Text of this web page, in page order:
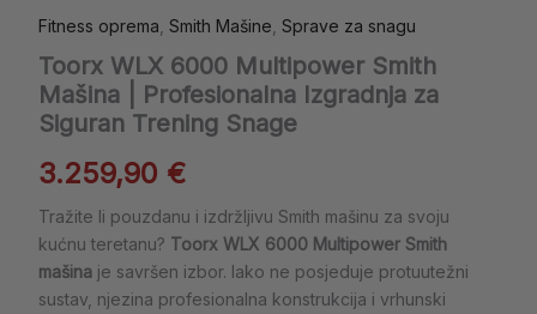
Fitness oprema Smith Mašine Sprave za snagu
Toorx WLX 6000 Multipower Smith
Mašina | Profesionalna Izgradnja za
Siguran Trening Snage
3.259,90 €
Tražite li pouzdanu i izdržljivu Smith mašinu za svoju
kućnu teretanu? Toorx WLX 6000 Multipower Smith
mašina je savršen izbor. Iako ne posjeduje protuutežni
sustav, njezina profesionalna konstrukcija i vrhunski